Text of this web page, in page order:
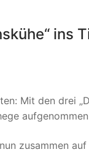
ins
Mit den drei
zusammen